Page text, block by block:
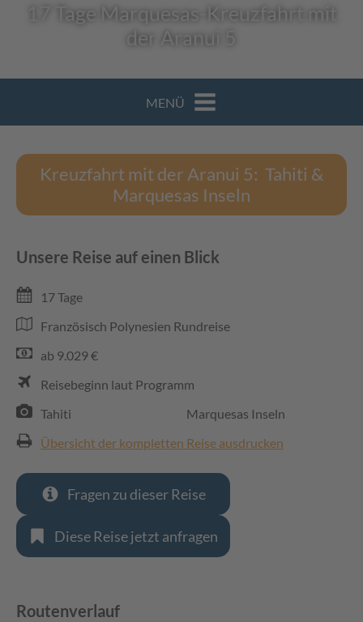
17 Tage Marquesas-Kreuzfahrt mit
der Aranui 5
MENÜ
Kreuzfahrt mit der Aranui 5: Tahiti &
Marquesas Inseln
Unsere Reise auf einen Blick
17 Tage
Französisch Polynesien Rundreise
ab 9.029 €
Reisebeginn laut Programm
Tahiti
Marquesas Inseln
Übersicht der kompletten Reise ausdrucken
Fragen zu dieser Reise
Diese Reise jetzt anfragen
Routenverlauf